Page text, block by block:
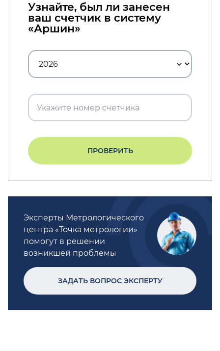
Узнайте, был ли занесен
ваш счетчик в систему
«Аршин»
ПРОВЕРИТЬ
Эксперты Метрологического
центра «Точка метрологии»
помогут в решении
возникшей проблемы
ЗАДАТЬ ВОПРОС ЭКСПЕРТУ